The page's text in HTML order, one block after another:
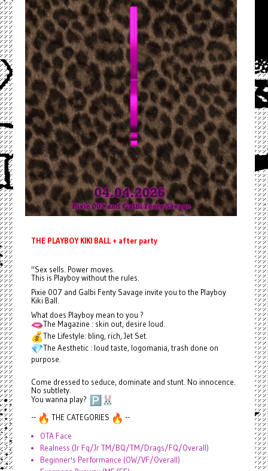
THE PLAYBOY KIKI BALL + after party
"Sex sells. Power moves.
This is Playboy without the rules.
Pixie 007 and Galbi Fenty Savage invite you to the Playboy
Kiki Ball.
What does Playboy mean to you ?
The Magazine : skin out, desire loud.
The Lifestyle: bling, rich, Jet Set.
The Aesthetic : loud taste, logomania, trash done on
purpose.
Come dressed to seduce, dominate and stunt. No innocence.
No subtlety.
You wanna play?
--
THE CATEGORIES --
OTA Face
Realness (Jr Fq/Jr TM/BQ/TM/Drags/FQ/Overall)
Beginner's Performance (OW/VF/Overall)